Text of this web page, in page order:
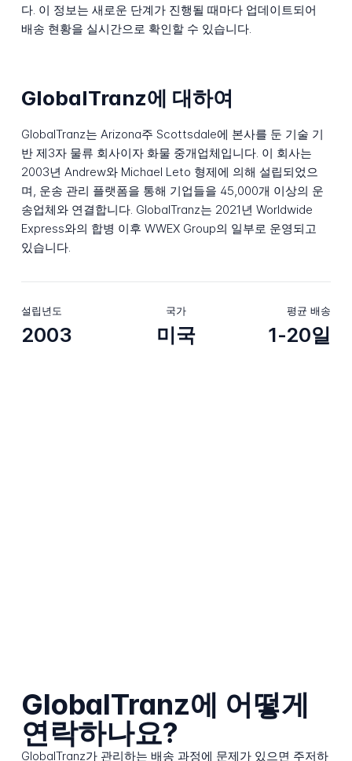
다. 이 정보는 새로운 단계가 진행될 때마다 업데이트되어
배송 현황을 실시간으로 확인할 수 있습니다.
GlobalTranz에 대하여
GlobalTranz는 Arizona주 Scottsdale에 본사를 둔 기술 기
반 제3자 물류 회사이자 화물 중개업체입니다. 이 회사는
2003년 Andrew와 Michael Leto 형제에 의해 설립되었으
며, 운송 관리 플랫폼을 통해 기업들을 45,000개 이상의 운
송업체와 연결합니다. GlobalTranz는 2021년 Worldwide
Express와의 합병 이후 WWEX Group의 일부로 운영되고
있습니다.
설립년도
2003
국가
미국
평균 배송
1-20일
GlobalTranz에 어떻게
연락하나요?
GlobalTranz가 관리하는 배송 과정에 문제가 있으면 주저하